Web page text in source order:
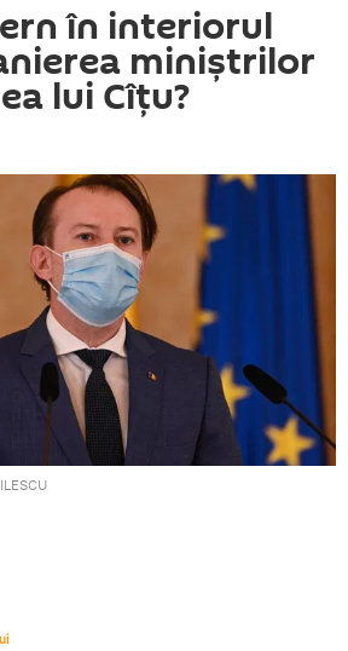
în interiorul
miniștrilor
lui Cîțu?